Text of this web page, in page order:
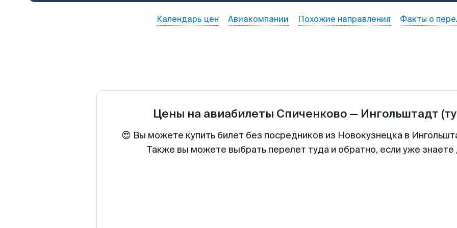
Календарь цен Авиакомпании Похожие направления Факты о
Цены на авиабилеты Спиченково — Ингольштадт
😍 Вы можете купить билет без посредников из Новокузнецка в
Также вы можете выбрать перелет туда и обратно, если уже